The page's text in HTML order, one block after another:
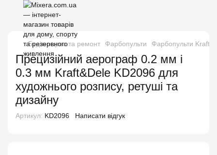
Будівництво та ремонт Фарбопульти Фарбопульти
Прецизійний аерограф 0.2 мм і
0.3 мм Kraft&Dele KD2096 для
художнього розпису, ретуші та
дизайну
Артикул: KD2096 Написати відгук